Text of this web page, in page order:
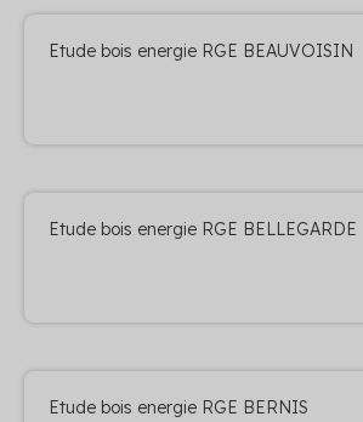
Etude bois energie RGE BEAUVOISIN
Etude bois energie RGE BELLEGARDE
Etude bois energie RGE BERNIS